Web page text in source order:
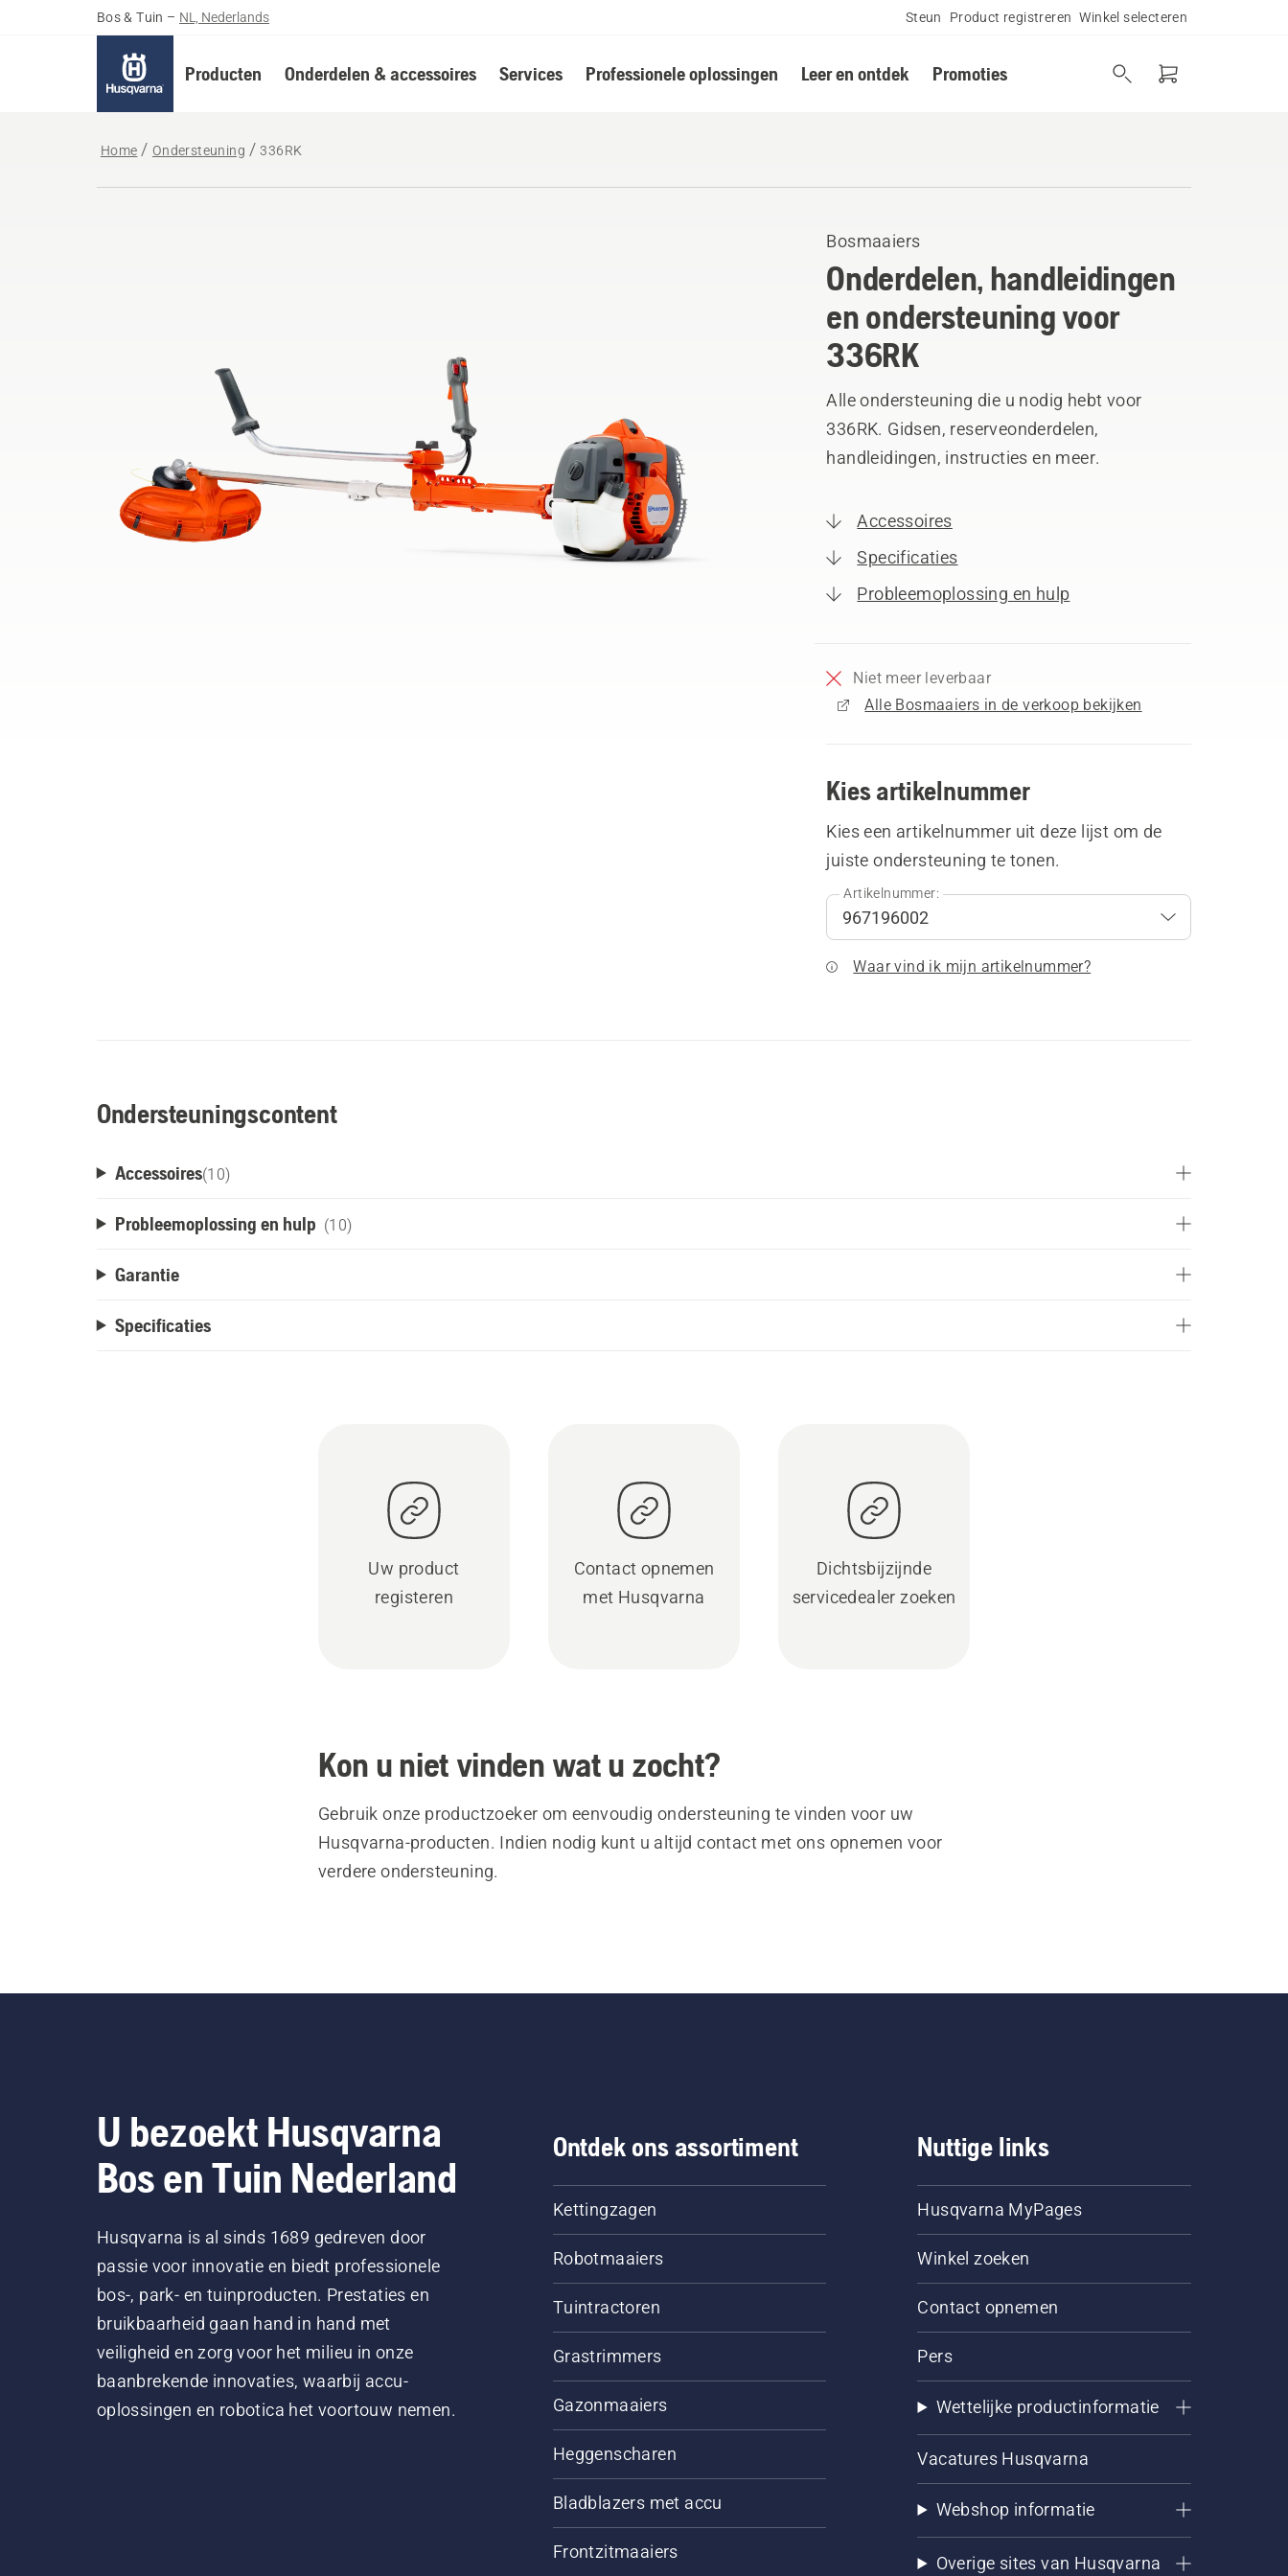
Bos & Tuin – NL, Nederlands Steun Product registreren Winkel selecteren
Producten Onderdelen & accessoires Services Professionele oplossingen Leer en ontdek Promoties
Home Ondersteuning 336RK
Bosmaaiers
Onderdelen, handleidingen
en ondersteuning voor
336RK
Alle ondersteuning die u nodig hebt voor
336RK. Gidsen, reserveonderdelen,
handleidingen, instructies en meer.
Accessoires
Specificaties
Probleemoplossing en hulp
Niet meer leverbaar
Alle Bosmaaiers in de verkoop bekijken
Kies artikelnummer
Kies een artikelnummer uit deze lijst om de
juiste ondersteuning te tonen.
Artikelnummer:
Waar vind ik mijn artikelnummer?
Ondersteuningscontent
Accessoires(10)
Probleemoplossing en hulp (10)
Garantie
Specificaties
Uw product
registeren
Contact opnemen
met Husqvarna
Dichtsbijzijnde
servicedealer zoeken
Kon u niet vinden wat u zocht?
Gebruik onze productzoeker om eenvoudig ondersteuning te vinden voor uw
Husqvarna-producten. Indien nodig kunt u altijd contact met ons opnemen voor
verdere ondersteuning.
U bezoekt Husqvarna
Bos en Tuin Nederland
Husqvarna is al sinds 1689 gedreven door
passie voor innovatie en biedt professionele
bos-, park- en tuinproducten. Prestaties en
bruikbaarheid gaan hand in hand met
veiligheid en zorg voor het milieu in onze
baanbrekende innovaties, waarbij accu-
oplossingen en robotica het voortouw nemen.
Ontdek ons assortiment
Kettingzagen
Robotmaaiers
Tuintractoren
Grastrimmers
Gazonmaaiers
Heggenscharen
Bladblazers met accu
Frontzitmaaiers
Nuttige links
Husqvarna MyPages
Winkel zoeken
Contact opnemen
Pers
Wettelijke productinformatie
Vacatures Husqvarna
Webshop informatie
Overige sites van Husqvarna